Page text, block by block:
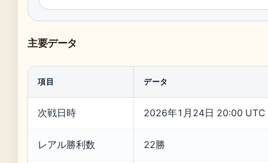
主要データ
項目 データ
次戦日時 2026年1月24日 20:00 UTC
レアル勝利数 22勝